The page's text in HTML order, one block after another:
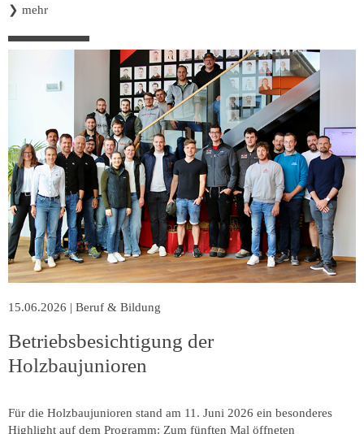
❯ mehr
15.06.2026 | Beruf & Bildung
Betriebsbesichtigung der
Holzbaujunioren
Für die Holzbaujunioren stand am 11. Juni 2026 ein besonderes
Highlight auf dem Programm: Zum fünften Mal öffneten